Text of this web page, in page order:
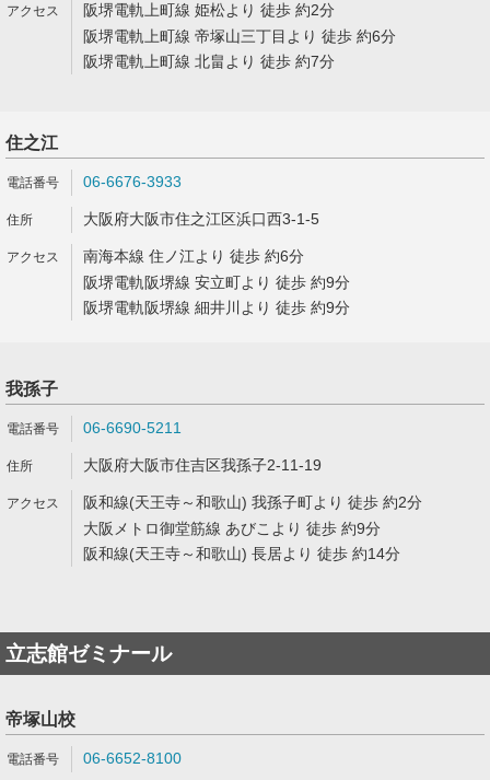
阪堺電軌上町線 姫松より 徒歩 約2分
阪堺電軌上町線 帝塚山三丁目より 徒歩 約6分
阪堺電軌上町線 北畠より 徒歩 約7分
住之江
06-6676-3933
大阪府大阪市住之江区浜口西3-1-5
南海本線 住ノ江より 徒歩 約6分
阪堺電軌阪堺線 安立町より 徒歩 約9分
阪堺電軌阪堺線 細井川より 徒歩 約9分
我孫子
06-6690-5211
大阪府大阪市住吉区我孫子2-11-19
阪和線(天王寺～和歌山) 我孫子町より 徒歩 約2分
大阪メトロ御堂筋線 あびこより 徒歩 約9分
阪和線(天王寺～和歌山) 長居より 徒歩 約14分
立志館ゼミナール
帝塚山校
06-6652-8100